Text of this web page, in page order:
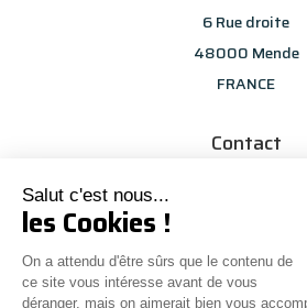
Salut c'est nous...
les Cookies !
On a attendu d'être sûrs que le contenu de
ce site vous intéresse avant de vous
déranger, mais on aimerait bien vous
6 Rue droite
48000 Mende
FRANCE
Contact
info@les-selections-